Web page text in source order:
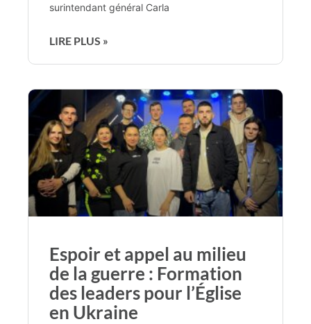
surintendant général Carla
LIRE PLUS »
Espoir et appel au milieu
de la guerre : Formation
des leaders pour l’Église
en Ukraine